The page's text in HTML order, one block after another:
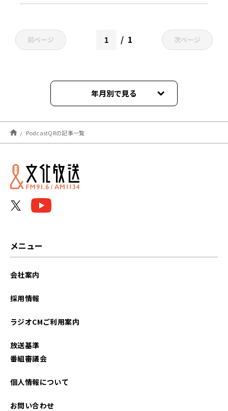
前ページ 1 次ページ
年月別で見る
2026年08月
2026年07月
2026年06月
2025年09月
PodcastQRの記事一覧
メニュー
会社案内
採用情報
ラジオCMご利用案内
放送基準
番組審議会
個人情報について
お問い合わせ